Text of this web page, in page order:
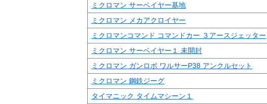
ミクロマン サーベイヤー基地
ミクロマン メカアクロイヤー
ミクロマンコマンド コマンドカー ３アースジェッター
ミクロマン サーベイヤー１ 未開封
ミクロマン ガンロボ ワルサーP38 アンクルセット
ミクロマン 鋼鉄ジーグ
タイマニック タイムマシーン１